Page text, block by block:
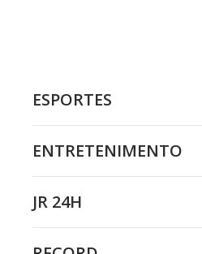
ESPORTES
ENTRETENIMENTO
JR 24H